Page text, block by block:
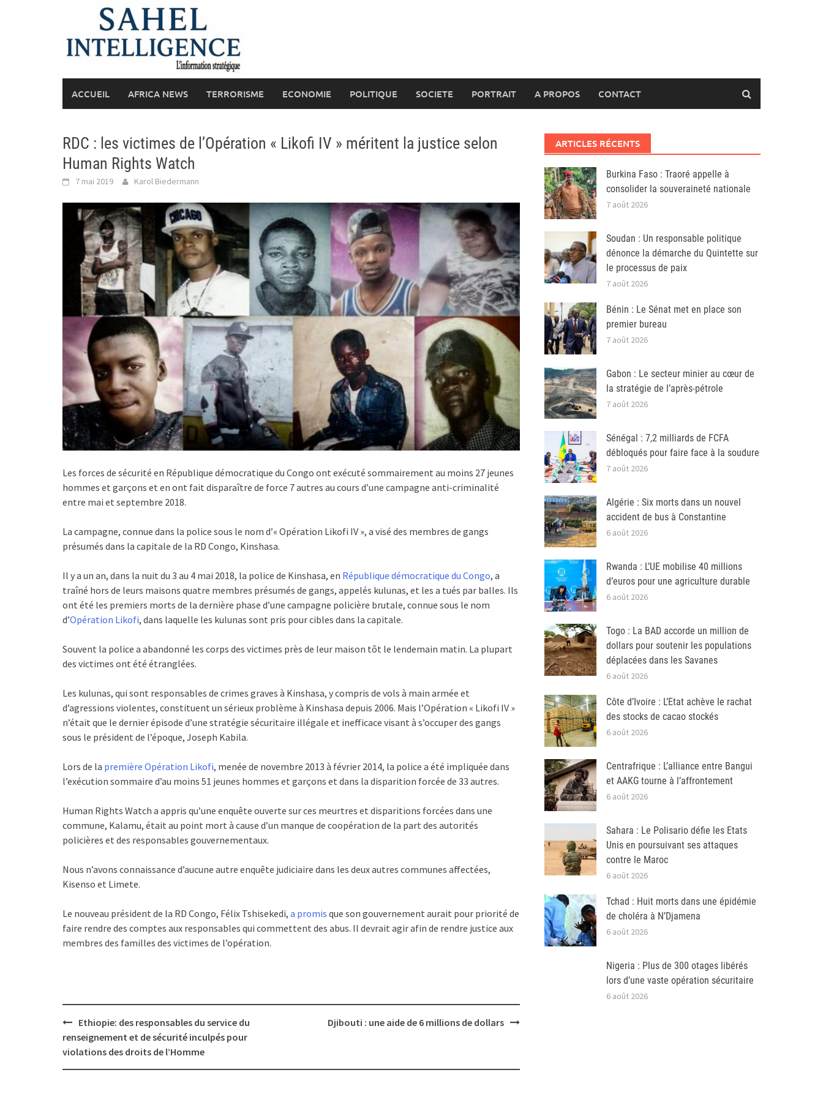
ACCUEIL AFRICA NEWS TERRORISME ECONOMIE POLITIQUE SOCIETE PORTRAIT A PROPOS CONTACT
RDC : les victimes de l’Opération « Likofi IV » méritent la justice selon
Human Rights Watch
7 mai 2019 Karol Biedermann
Les forces de sécurité en République démocratique du Congo ont exécuté sommairement au moins 27 jeunes
hommes et garçons et en ont fait disparaître de force 7 autres au cours d’une campagne anti-criminalité
entre mai et septembre 2018.
La campagne, connue dans la police sous le nom d’« Opération Likofi IV », a visé des membres de gangs
présumés dans la capitale de la RD Congo, Kinshasa.
Il y a un an, dans la nuit du 3 au 4 mai 2018, la police de Kinshasa, en République démocratique du Congo, a
traîné hors de leurs maisons quatre membres présumés de gangs, appelés kulunas, et les a tués par balles. Ils
ont été les premiers morts de la dernière phase d’une campagne policière brutale, connue sous le nom
d’Opération Likofi, dans laquelle les kulunas sont pris pour cibles dans la capitale.
Souvent la police a abandonné les corps des victimes près de leur maison tôt le lendemain matin. La plupart
des victimes ont été étranglées.
Les kulunas, qui sont responsables de crimes graves à Kinshasa, y compris de vols à main armée et
d’agressions violentes, constituent un sérieux problème à Kinshasa depuis 2006. Mais l’Opération « Likofi IV »
n’était que le dernier épisode d’une stratégie sécuritaire illégale et inefficace visant à s’occuper des gangs
sous le président de l’époque, Joseph Kabila.
Lors de la première Opération Likofi, menée de novembre 2013 à février 2014, la police a été impliquée dans
l’exécution sommaire d’au moins 51 jeunes hommes et garçons et dans la disparition forcée de 33 autres.
Human Rights Watch a appris qu’une enquête ouverte sur ces meurtres et disparitions forcées dans une
commune, Kalamu, était au point mort à cause d’un manque de coopération de la part des autorités
policières et des responsables gouvernementaux.
Nous n’avons connaissance d’aucune autre enquête judiciaire dans les deux autres communes affectées,
Kisenso et Limete.
Le nouveau président de la RD Congo, Félix Tshisekedi, a promis que son gouvernement aurait pour priorité de
faire rendre des comptes aux responsables qui commettent des abus. Il devrait agir afin de rendre justice aux
membres des familles des victimes de l’opération.
Post
navigation
Ethiopie: des responsables du service du
renseignement et de sécurité inculpés pour
violations des droits de l’Homme
Djibouti : une aide de 6 millions de dollars
ARTICLES RÉCENTS
Burkina Faso : Traoré appelle à
consolider la souveraineté nationale
7 août 2026
Soudan : Un responsable politique
dénonce la démarche du Quintette sur
le processus de paix
7 août 2026
Bénin : Le Sénat met en place son
premier bureau
7 août 2026
Gabon : Le secteur minier au cœur de
la stratégie de l’après-pétrole
7 août 2026
Sénégal : 7,2 milliards de FCFA
débloqués pour faire face à la soudure
7 août 2026
Algérie : Six morts dans un nouvel
accident de bus à Constantine
6 août 2026
Rwanda : L’UE mobilise 40 millions
d’euros pour une agriculture durable
6 août 2026
Togo : La BAD accorde un million de
dollars pour soutenir les populations
déplacées dans les Savanes
6 août 2026
Côte d’Ivoire : L’Etat achève le rachat
des stocks de cacao stockés
6 août 2026
Centrafrique : L’alliance entre Bangui
et AAKG tourne à l’affrontement
6 août 2026
Sahara : Le Polisario défie les Etats
Unis en poursuivant ses attaques
contre le Maroc
6 août 2026
Tchad : Huit morts dans une épidémie
de choléra à N’Djamena
6 août 2026
Nigeria : Plus de 300 otages libérés
lors d’une vaste opération sécuritaire
6 août 2026